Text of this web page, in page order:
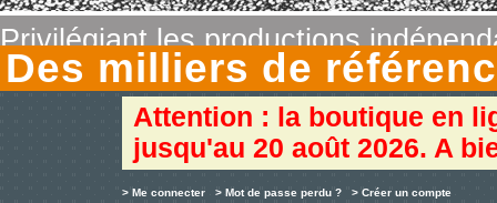
Privilégiant les productions
Des milliers de
Attention : la boutique en
jusqu'au 20 août 2026. A
> Me connecter > Mot de passe perdu ? > Créer un compte